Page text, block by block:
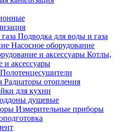
Подводка для воды и газа
Насосное оборудование
Котлы,
и аксессуары
Полотенцесушители
Радиаторы отопления
для кухни
душевые
Измерительные приборы